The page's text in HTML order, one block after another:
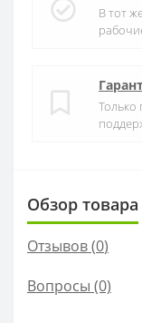
В тот
Только
Обзор товара
Отзывов (0)
Вопросы (0)